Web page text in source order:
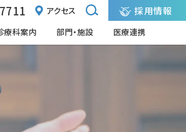
アクセス 採用情報
療科案内 部門・施設 医療連携